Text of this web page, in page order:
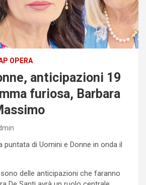
OPERA
anticipazioni 19
furiosa, Barbara
puntata di Uomini e Donne in onda il
delle anticipazioni che faranno